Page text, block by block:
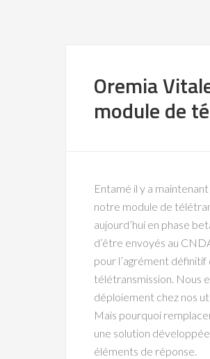
Oremia
module de
Entamé il y a
notre module de
aujourd’hui en phase
d’être envoyés au
pour l’agrément
télétransmission. Nous
déploiement chez nos
Mais pourquoi
une solution
éléments de réponse.